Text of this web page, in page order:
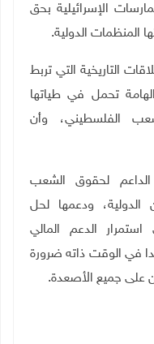
الإسرائيلية بحق
المنظمات الدولية.
التاريخية التي تربط
الهامة تحمل في طياتها
الفلسطيني، وأن
لحقوق الشعب
الدولية، ودعمها لحل
الدعم المالي
في الوقت ذاته ضرورة
على جميع الأصعدة.